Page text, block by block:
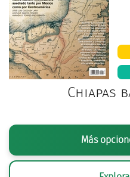
Chiapas
Más